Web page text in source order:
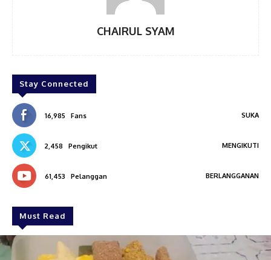
CHAIRUL SYAM
Stay Connected
16,985 Fans SUKA
2,458 Pengikut MENGIKUTI
61,453 Pelanggan BERLANGGANAN
Must Read